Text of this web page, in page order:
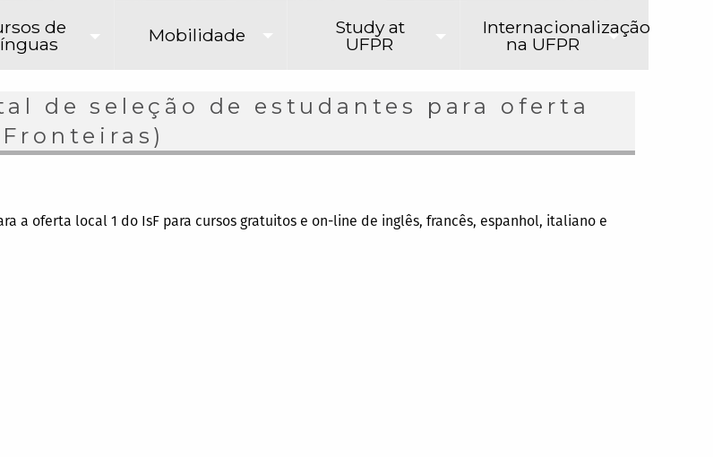
de Mobilidade Study at
UFPR
Internacionalização
na UFPR
de seleção de estudantes para oferta
a oferta local 1 do IsF para cursos gratuitos e on-line de inglês, francês, espanhol, italiano e